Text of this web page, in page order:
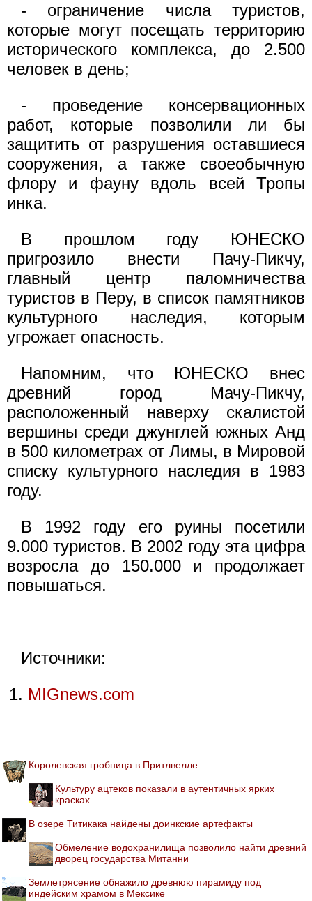
- ограничение числа туристов,
которые могут посещать территорию
исторического комплекса, до 2.500
человек в день;
- проведение консервационных
работ, которые позволили ли бы
защитить от разрушения оставшиеся
сооружения, а также своеобычную
флору и фауну вдоль всей Тропы
инка.
В прошлом году ЮНЕСКО
пригрозило внести Пачу-Пикчу,
главный центр паломничества
туристов в Перу, в список памятников
культурного наследия, которым
угрожает опасность.
Напомним, что ЮНЕСКО внес
древний город Мачу-Пикчу,
расположенный наверху скалистой
вершины среди джунглей южных Анд
в 500 километрах от Лимы, в Мировой
списку культурного наследия в 1983
году.
В 1992 году его руины посетили
9.000 туристов. В 2002 году эта цифра
возросла до 150.000 и продолжает
повышаться.
Источники:
MIGnews.com
Королевская гробница в Притлвелле
Культуру ацтеков показали в аутентичных ярких
красках
В озере Титикака найдены доинкские артефакты
Обмеление водохранилища позволило найти древний
дворец государства Митанни
Землетрясение обнажило древнюю пирамиду под
индейским храмом в Мексике